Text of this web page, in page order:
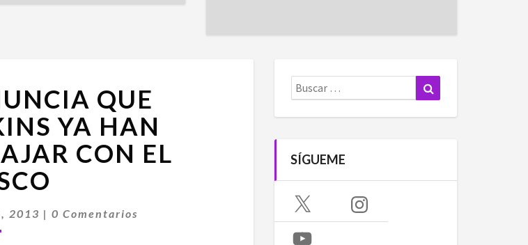
QUE
YA HAN
CON EL
2013 |Comentarios
0 Comentarios
Buscar:
SÍGUEME
X Instagram
YouTube